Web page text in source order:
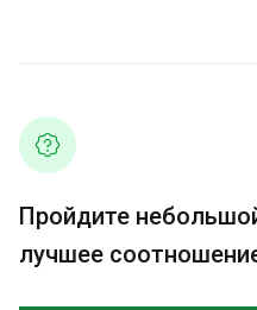
Пройдите
лучшее